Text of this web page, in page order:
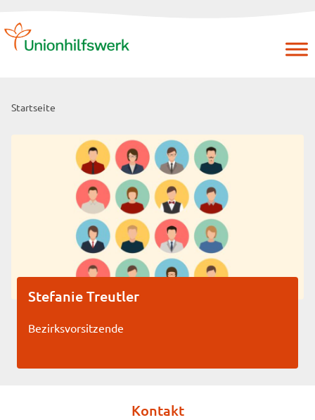
Skip
Startseite
Stefanie Treutler
Bezirksvorsitzende
Kontakt